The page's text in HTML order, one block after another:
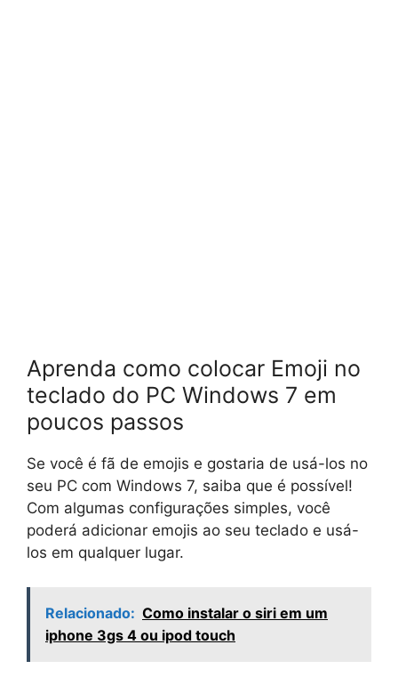
Aprenda como colocar Emoji no
teclado do PC Windows 7 em
poucos passos
Se você é fã de emojis e gostaria de usá-los no
seu PC com Windows 7, saiba que é possível!
Com algumas configurações simples, você
poderá adicionar emojis ao seu teclado e usá-
los em qualquer lugar.
Relacionado: Como instalar o siri em um
iphone 3gs 4 ou ipod touch